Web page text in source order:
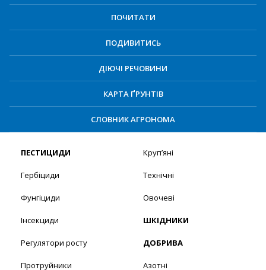
ПОЧИТАТИ
ПОДИВИТИСЬ
ДІЮЧІ РЕЧОВИНИ
КАРТА ҐРУНТІВ
СЛОВНИК АГРОНОМА
ПЕСТИЦИДИ
Гербіциди
Фунгіциди
Інсекциди
Регулятори росту
Протруйники
Круп’яні
Технічні
Овочеві
ШКІДНИКИ
ДОБРИВА
Азотні